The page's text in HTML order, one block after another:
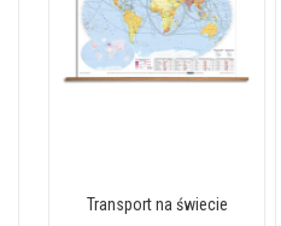
Transport na świecie